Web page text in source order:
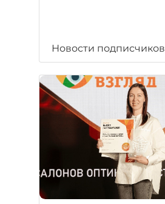
Новости подписчиков